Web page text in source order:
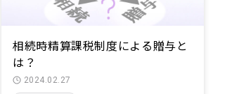
相続時精算課税制度による贈与と
は？
2024.02.27